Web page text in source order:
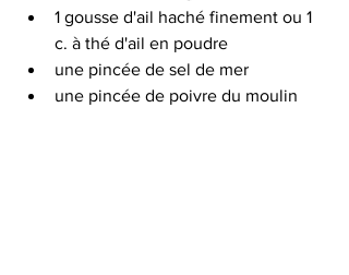
1 gousse d'ail haché finement ou 1
c. à thé d'ail en poudre
une pincée de sel de mer
une pincée de poivre du moulin